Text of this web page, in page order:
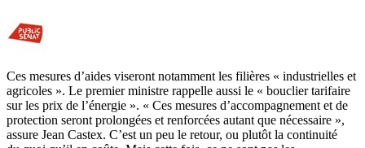
Ces mesures d’aides viseront notamment les filières « industrielles et
agricoles ». Le premier ministre rappelle aussi le « bouclier tarifaire
sur les prix de l’énergie ». « Ces mesures d’accompagnement et de
protection seront prolongées et renforcées autant que nécessaire »,
assure Jean Castex. C’est un peu le retour, ou plutôt la continuité